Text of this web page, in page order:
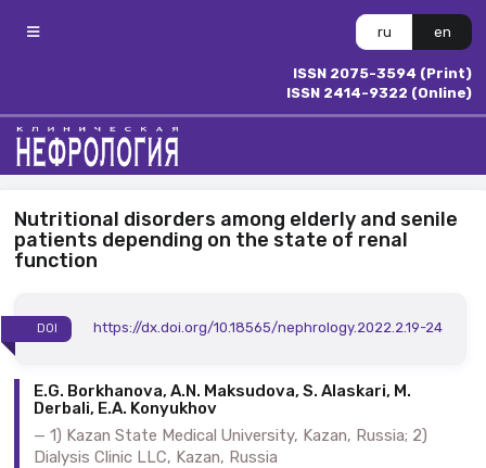
ru en
ISSN 2075-3594 (Print)
ISSN 2414-9322 (Online)
Nutritional disorders among elderly and senile
patients depending on the state of renal
function
DOI https://dx.doi.org/10.18565/nephrology.2022.2.19-24
E.G. Borkhanova, A.N. Maksudova, S. Alaskari, M.
Derbali, E.A. Konyukhov
1) Kazan State Medical University, Kazan, Russia; 2)
Dialysis Clinic LLC, Kazan, Russia